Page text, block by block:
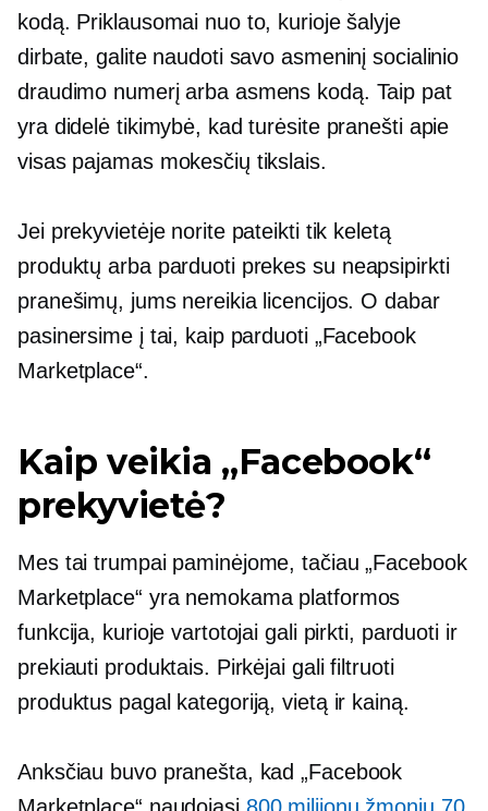
kodą. Priklausomai nuo to, kurioje šalyje
dirbate, galite naudoti savo asmeninį socialinio
draudimo numerį arba asmens kodą. Taip pat
yra didelė tikimybė, kad turėsite pranešti apie
visas pajamas mokesčių tikslais.
Jei prekyvietėje norite pateikti tik keletą
produktų arba parduoti prekes su neapsipirkti
pranešimų, jums nereikia licencijos. O dabar
pasinersime į tai, kaip parduoti „Facebook
Marketplace“.
Kaip veikia „Facebook“
prekyvietė?
Mes tai trumpai paminėjome, tačiau „Facebook
Marketplace“ yra nemokama platformos
funkcija, kurioje vartotojai gali pirkti, parduoti ir
prekiauti produktais. Pirkėjai gali filtruoti
produktus pagal kategoriją, vietą ir kainą.
Anksčiau buvo pranešta, kad „Facebook